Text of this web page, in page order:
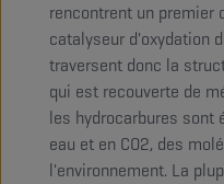
rencontrent un premier
catalyseur d'oxydation
traversent donc la
qui est recouverte de
les hydrocarbures sont
eau et en CO2, des
l'environnement. La